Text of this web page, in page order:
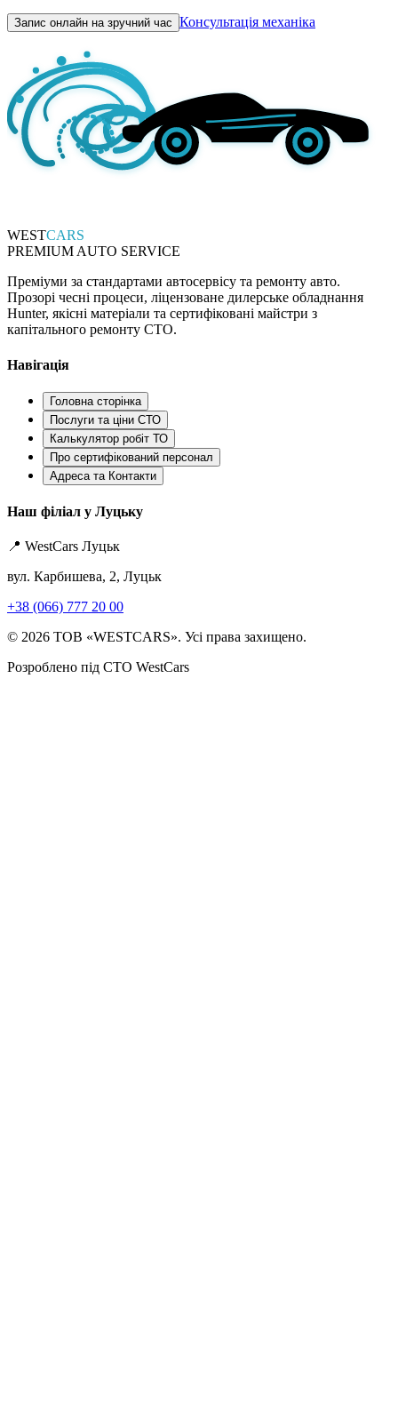
Запис онлайн на зручний час Консультація механіка
WESTCARS
PREMIUM AUTO SERVICE
Преміуми за стандартами автосервісу та ремонту авто.
Прозорі чесні процеси, ліцензоване дилерське обладнання
Hunter, якісні матеріали та сертифіковані майстри з
капітального ремонту СТО.
Навігація
Головна сторінка
Послуги та ціни СТО
Калькулятор робіт ТО
Про сертифікований персонал
Адреса та Контакти
Наш філіал у Луцьку
📍 WestCars Луцьк
вул. Карбишева, 2, Луцьк
+38 (066) 777 20 00
© 2026 ТОВ «WESTCARS». Усі права захищено.
Розроблено під СТО WestCars